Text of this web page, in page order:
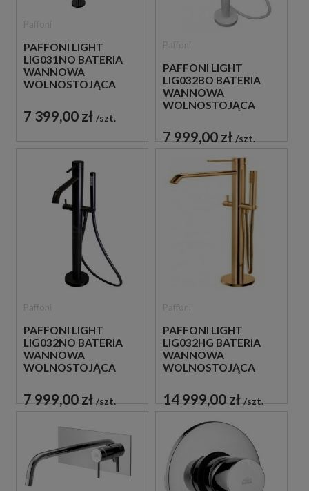
PAFFONI LIGHT
LIG031NO BATERIA
WANNOWA
WOLNOSTOJĄCA
7 399,00 zł szt.
PAFFONI LIGHT
LIG032BO BATERIA
WANNOWA
WOLNOSTOJĄCA
7 999,00 zł szt.
PAFFONI LIGHT
LIG032NO BATERIA
WANNOWA
WOLNOSTOJĄCA
7 999,00 zł szt.
PAFFONI LIGHT
LIG032HG BATERIA
WANNOWA
WOLNOSTOJĄCA
14 999,00 zł szt.